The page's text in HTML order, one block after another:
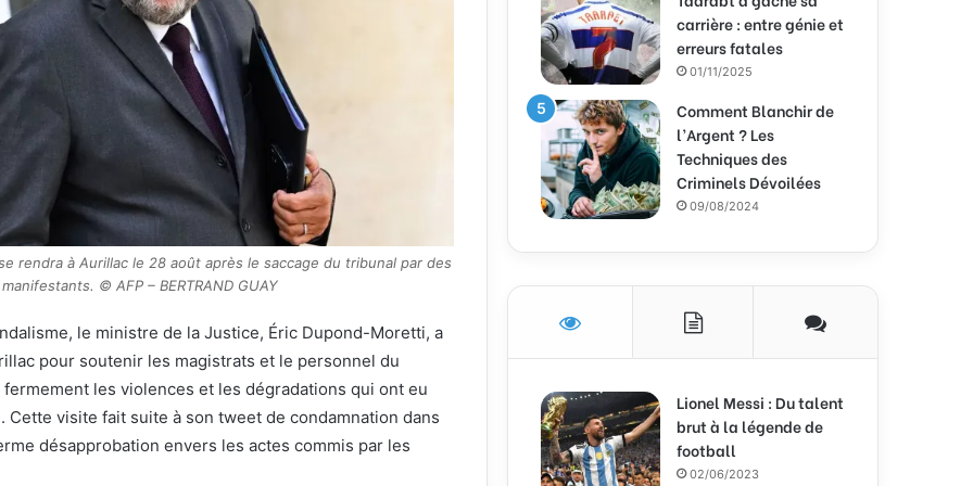
rendra à Aurillac le 28 août après le saccage du tribunal par des
manifestants. © AFP – BERTRAND GUAY
le ministre de la Justice, Éric Dupond-Moretti, a
pour soutenir les magistrats et le personnel du
les violences et les dégradations qui ont eu
Cette visite fait suite à son tweet de condamnation dans
désapprobation envers les actes commis par les
carrière : entre génie et
erreurs fatales
01/11/2025
Comment Blanchir de
l’Argent ? Les
Techniques des
Criminels Dévoilées
09/08/2024
Lionel Messi : Du talent
brut à la légende de
football
02/06/2023